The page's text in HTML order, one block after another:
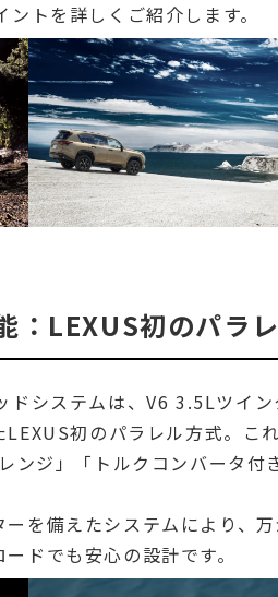
トを詳しくご紹介します。
LEXUS初のパラ
ドシステムは、V6 3.5Lツイ
初のパラレル方式。こ
ンジ」「トルクコンバータ
を備えたシステムにより、
ドでも安心の設計です。